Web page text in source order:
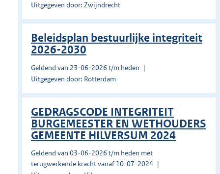
Uitgegeven door: Zwijndrecht
Beleidsplan bestuurlijke integriteit
2026-2030
Geldend van 23-06-2026 t/m heden
Uitgegeven door: Rotterdam
GEDRAGSCODE INTEGRITEIT
BURGEMEESTER EN WETHOUDERS
GEMEENTE HILVERSUM 2024
Geldend van 03-06-2026 t/m heden met
terugwerkende kracht vanaf 10-07-2024